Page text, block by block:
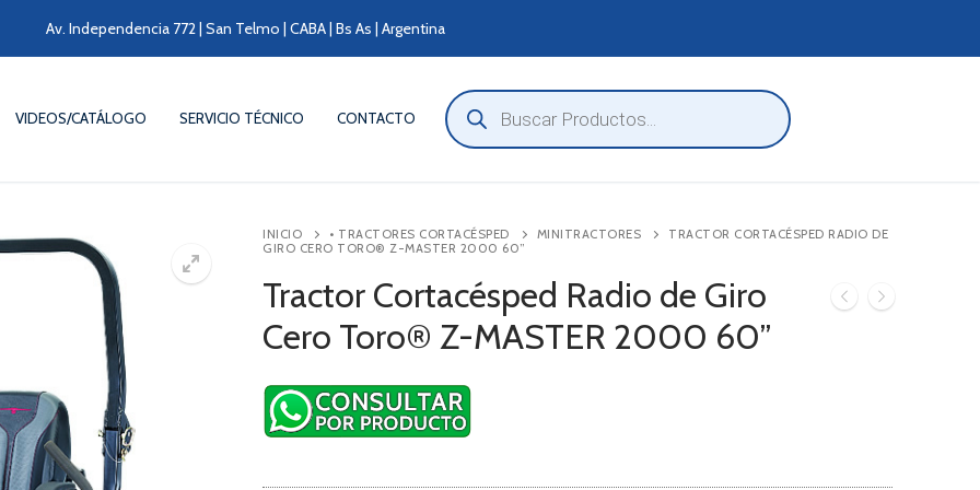
Av. Independencia 772 | San Telmo | CABA | Bs As | Argentina
VIDEOS/CATÁLOGO SERVICIO TÉCNICO CONTACTO
Búsqueda
de
productos
INICIO • TRACTORES CORTACÉSPED MINITRACTORES
TRACTOR CORTACÉSPED RADIO DE
GIRO CERO TORO® Z-MASTER 2000 60”
Tractor Cortacésped Radio de Giro
Cero Toro® Z-MASTER 2000 60”